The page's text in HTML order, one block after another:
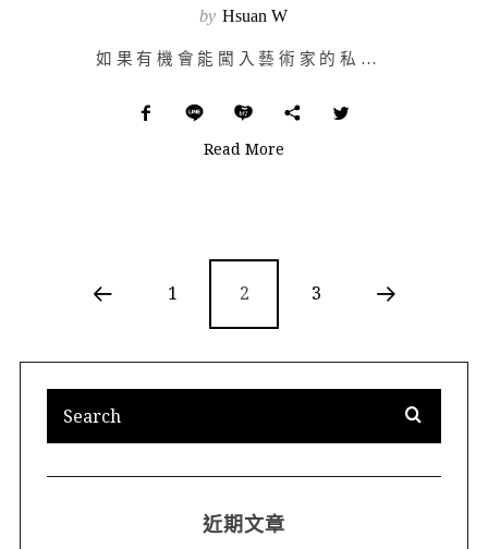
by Hsuan W
如果有機會能闖入藝術家的私人住屋，你會想一窺究竟嗎？對我而言，藝術家的生活往往極具神秘感，想像街頭藝…
Read More
1 2 3
近期文章